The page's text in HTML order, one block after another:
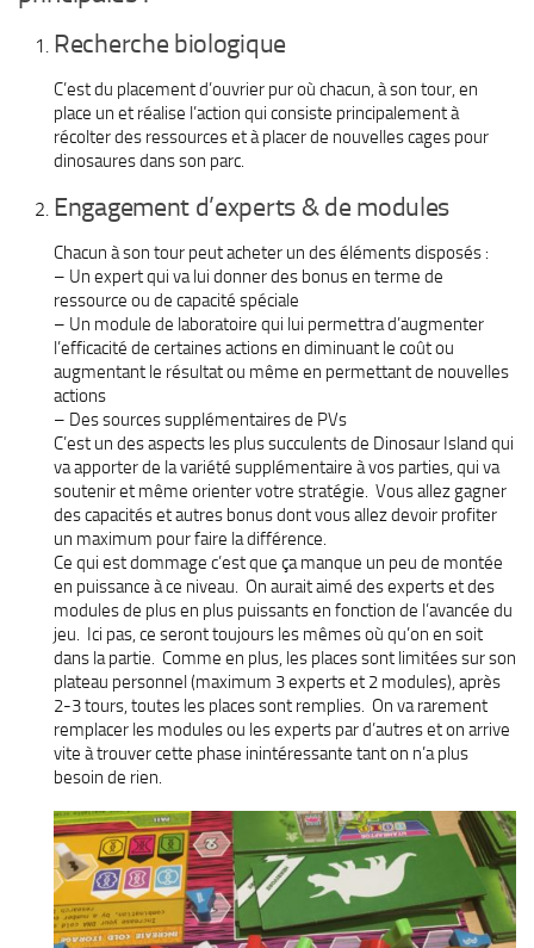
Recherche biologique
C’est du placement d’ouvrier pur où chacun, à son tour, en
place un et réalise l’action qui consiste principalement à
récolter des ressources et à placer de nouvelles cages pour
dinosaures dans son parc.
Engagement d’experts & de modules
Chacun à son tour peut acheter un des éléments disposés :
– Un expert qui va lui donner des bonus en terme de
ressource ou de capacité spéciale
– Un module de laboratoire qui lui permettra d’augmenter
l’efficacité de certaines actions en diminuant le coût ou
augmentant le résultat ou même en permettant de nouvelles
actions
– Des sources supplémentaires de PVs
C’est un des aspects les plus succulents de Dinosaur Island qui
va apporter de la variété supplémentaire à vos parties, qui va
soutenir et même orienter votre stratégie. Vous allez gagner
des capacités et autres bonus dont vous allez devoir profiter
un maximum pour faire la différence.
Ce qui est dommage c’est que ça manque un peu de montée
en puissance à ce niveau. On aurait aimé des experts et des
modules de plus en plus puissants en fonction de l’avancée du
jeu. Ici pas, ce seront toujours les mêmes où qu’on en soit
dans la partie. Comme en plus, les places sont limitées sur son
plateau personnel (maximum 3 experts et 2 modules), après
2-3 tours, toutes les places sont remplies. On va rarement
remplacer les modules ou les experts par d’autres et on arrive
vite à trouver cette phase inintéressante tant on n’a plus
besoin de rien.